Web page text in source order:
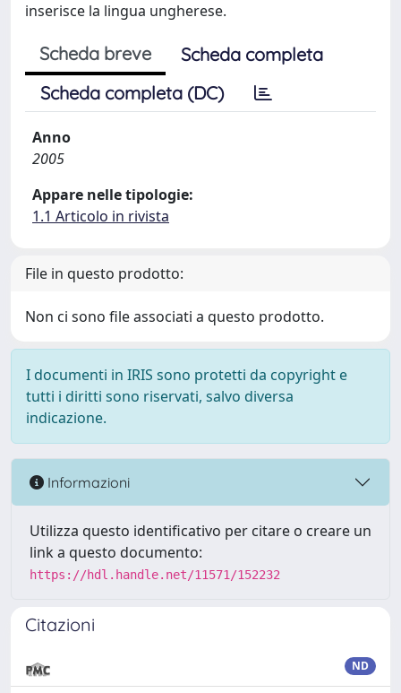
inserisce la lingua ungherese.
Scheda breve
Scheda completa
Scheda completa (DC)
Anno
2005
Appare nelle tipologie:
1.1 Articolo in rivista
File in questo prodotto:
Non ci sono file associati a questo prodotto.
I documenti in IRIS sono protetti da copyright e
tutti i diritti sono riservati, salvo diversa
indicazione.
Informazioni
Utilizza questo identificativo per citare o creare un
link a questo documento:
https://hdl.handle.net/11571/152232
Citazioni
ND